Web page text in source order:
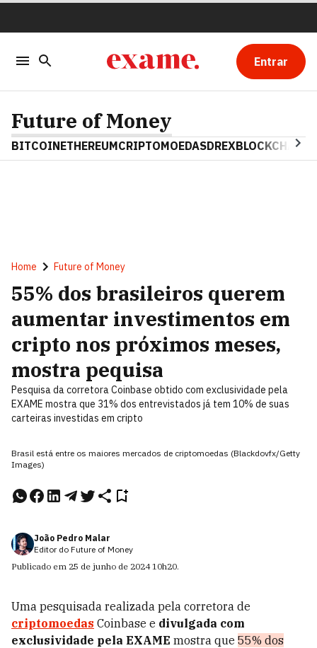
Entrar
Future of Money
BITCOINETHEREUMCRIPTOMOEDASDREXBLOCKCHAIN
Home Future of Money
55% dos brasileiros querem
aumentar investimentos em
cripto nos próximos meses,
mostra pequisa
Pesquisa da corretora Coinbase obtido com exclusividade pela
EXAME mostra que 31% dos entrevistados já tem 10% de suas
carteiras investidas em cripto
Brasil está entre os maiores mercados de criptomoedas (Blackdovfx/Getty
Images)
João Pedro Malar
Editor do Future of Money
Publicado em 25 de junho de 2024 10h20.
Uma pesquisada realizada pela corretora de
criptomoedas Coinbase e divulgada com
exclusividade pela EXAME mostra que 55% dos